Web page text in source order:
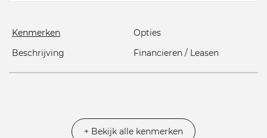
Kenmerken
Opties
Beschrijving
Financieren / Leasen
+ Bekijk alle kenmerken